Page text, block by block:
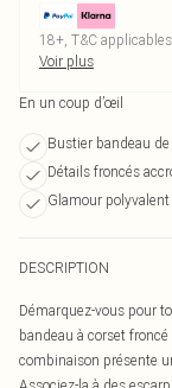
18+, T&C
Voir plus
En un coup d’œil
Bustier bandeau
Détails froncés
Glamour
DESCRIPTION
Démarquez-vous pour
bandeau à corset
combinaison présente